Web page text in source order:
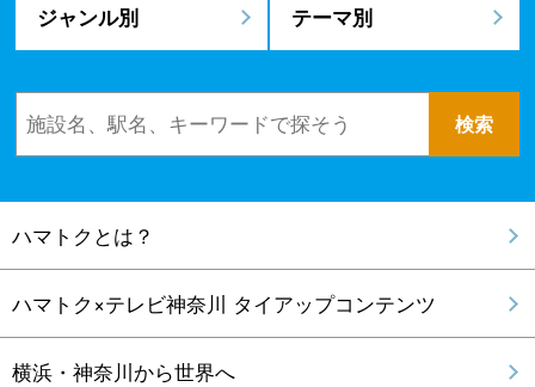
ジャンル別 テーマ別
ハマトクとは？
ハマトク×テレビ神奈川 タイアップコンテンツ
横浜・神奈川から世界へ